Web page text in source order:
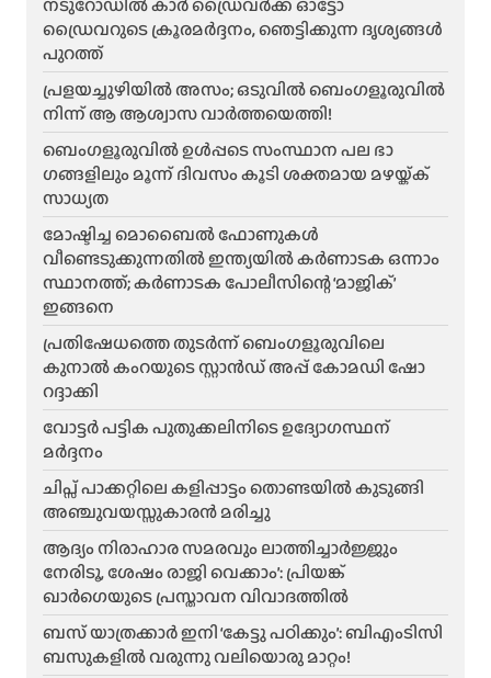
ഡ്രൈവറുടെ ക്രൂരമർദ്ദനം, ഞെട്ടിക്കുന്ന ദൃശ്യങ്ങൾ
പുറത്ത്
പ്രളയച്ചുഴിയിൽ അസം; ഒടുവിൽ ബെംഗളൂരുവിൽ
നിന്ന് ആ ആശ്വാസ വാർത്തയെത്തി!
ബെംഗളൂരുവിൽ ഉൾപ്പടെ സംസ്ഥാന പല ഭാ​
ഗങ്ങളിലും മൂന്ന് ദിവസം കൂടി ശക്തമായ മഴയ്ക്ക്
സാധ്യത
മോഷ്ടിച്ച മൊബൈൽ ഫോണുകൾ
വീണ്ടെടുക്കുന്നതിൽ ഇന്ത്യയിൽ കർണാടക ഒന്നാം
സ്ഥാനത്ത്; കർണാടക പോലീസിന്റെ ‘മാജിക്’
ഇങ്ങനെ
പ്രതിഷേധത്തെ തുടർന്ന് ബെംഗളൂരുവിലെ
കുനാൽ കംറയുടെ സ്റ്റാൻഡ് അപ്പ് കോമഡി ഷോ
റദ്ദാക്കി
വോട്ടർ പട്ടിക പുതുക്കലിനിടെ ഉദ്യോഗസ്ഥന്
മർദ്ദനം
ചിപ്സ് പാക്കറ്റിലെ കളിപ്പാട്ടം തൊണ്ടയിൽ കുടുങ്ങി
അഞ്ചുവയസ്സുകാരൻ മരിച്ചു
ആദ്യം നിരാഹാര സമരവും ലാത്തിച്ചാർജ്ജും
നേരിടൂ, ശേഷം രാജി വെക്കാം’: പ്രിയങ്ക്
ഖാർഗെയുടെ പ്രസ്താവന വിവാദത്തിൽ
ബസ് യാത്രക്കാർ ഇനി ‘കേട്ടു പഠിക്കും’: ബിഎംടിസി
ബസുകളിൽ വരുന്നു വലിയൊരു മാറ്റം!